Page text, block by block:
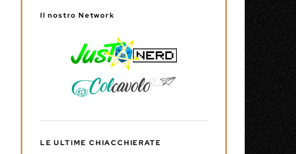
Il nostro Network
LE ULTIME CHIACCHIERATE